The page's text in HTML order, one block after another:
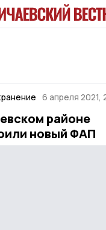
6 апреля 2021,
районе
новый ФАП